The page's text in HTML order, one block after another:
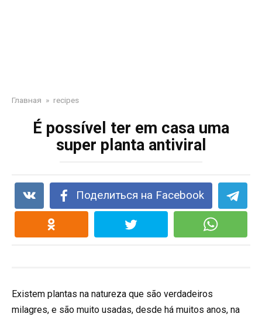
Главная » recipes
É possível ter em casa uma
super planta antiviral
Поделиться на Facebook
Existem plantas na natureza que são verdadeiros
milagres, e são muito usadas, desde há muitos anos, na